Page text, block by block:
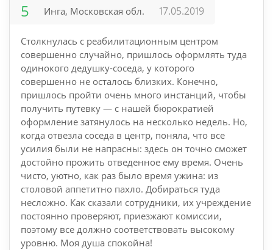
5 Инга, Московская обл. 17.05.2019
Столкнулась с реабилитационным центром
совершенно случайно, пришлось оформлять туда
одинокого дедушку-соседа, у которого
совершенно не осталось близких. Конечно,
пришлось пройти очень много инстанций, чтобы
получить путевку — с нашей бюрократией
оформление затянулось на несколько недель. Но,
когда отвезла соседа в центр, поняла, что все
усилия были не напрасны: здесь он точно сможет
достойно прожить отведенное ему время. Очень
чисто, уютно, как раз было время ужина: из
столовой аппетитно пахло. Добираться туда
несложно. Как сказали сотрудники, их учреждение
постоянно проверяют, приезжают комиссии,
поэтому все должно соответствовать высокому
уровню. Моя душа спокойна!